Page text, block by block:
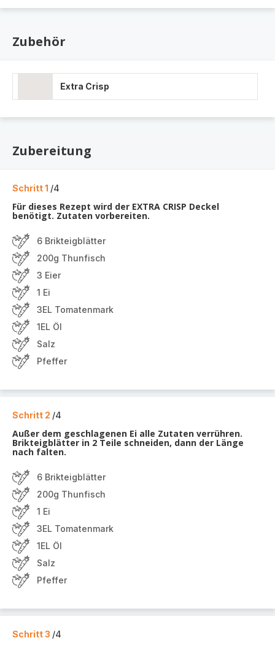
Zubehör
Extra Crisp
Zubereitung
Schritt 1 /4
Für dieses Rezept wird der EXTRA CRISP Deckel
benötigt. Zutaten vorbereiten.
6 Brikteigblätter
200g Thunfisch
3 Eier
1 Ei
3EL Tomatenmark
1EL Öl
Salz
Pfeffer
Schritt 2 /4
Außer dem geschlagenen Ei alle Zutaten verrühren.
Brikteigblätter in 2 Teile schneiden, dann der Länge
nach falten.
6 Brikteigblätter
200g Thunfisch
1 Ei
3EL Tomatenmark
1EL Öl
Salz
Pfeffer
Schritt 3 /4